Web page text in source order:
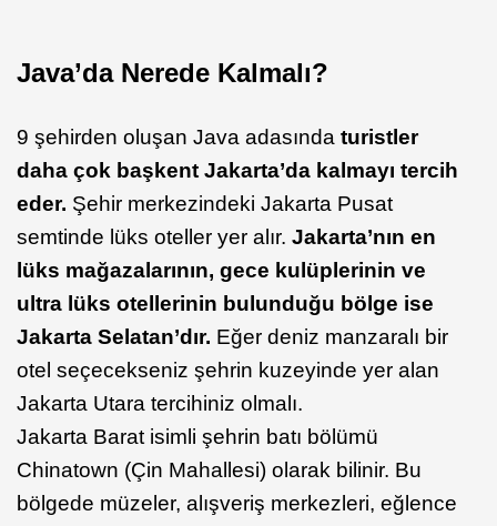
Java’da Nerede Kalmalı?
9 şehirden oluşan Java adasında turistler
daha çok başkent Jakarta’da kalmayı tercih
eder. Şehir merkezindeki Jakarta Pusat
semtinde lüks oteller yer alır. Jakarta’nın en
lüks mağazalarının, gece kulüplerinin ve
ultra lüks otellerinin bulunduğu bölge ise
Jakarta Selatan’dır. Eğer deniz manzaralı bir
otel seçecekseniz şehrin kuzeyinde yer alan
Jakarta Utara tercihiniz olmalı.
Jakarta Barat isimli şehrin batı bölümü
Chinatown (Çin Mahallesi) olarak bilinir. Bu
bölgede müzeler, alışveriş merkezleri, eğlence